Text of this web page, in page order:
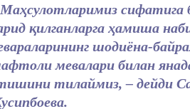
сифатига
қилганларга ҳамиша
шодиёна-
мевалари билан
тилаймиз, – дейди